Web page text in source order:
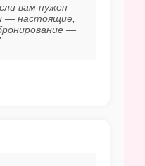
вам нужен
— настоящие,
—